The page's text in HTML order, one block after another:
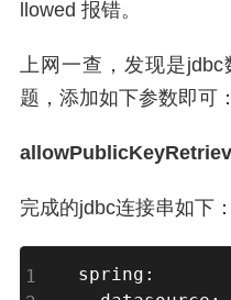
llowed 报错。
上网一查，发现是jdbc
题，添加如下参数即可：
完成的jdbc连接串如下：
spring: